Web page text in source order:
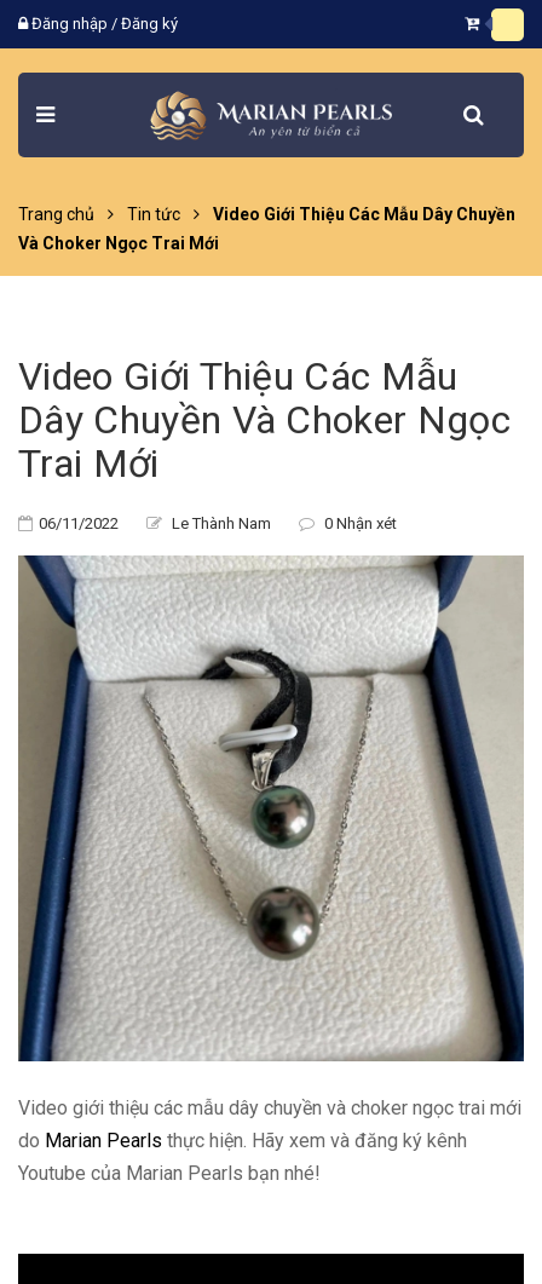
Đăng nhập / Đăng ký
Trang chủ Tin tức
Video Giới Thiệu Các Mẫu Dây Chuyền
Và Choker Ngọc Trai Mới
Video Giới Thiệu Các Mẫu
Dây Chuyền Và Choker Ngọc
Trai Mới
06/11/2022 Le Thành Nam 0 Nhận xét
Video giới thiệu các mẫu dây chuyền và choker ngọc trai mới
do Marian Pearls thực hiện. Hãy xem và đăng ký kênh
Youtube của Marian Pearls bạn nhé!